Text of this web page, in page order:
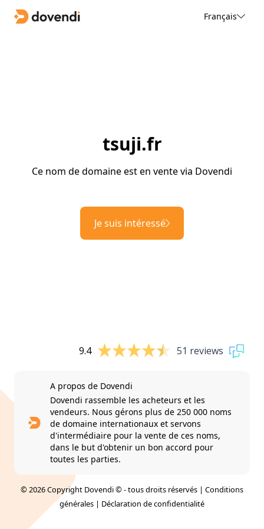
Français
tsuji.fr
Ce nom de domaine est en vente via Dovendi
Je suis intéressé
9.4 51 reviews
A propos de Dovendi
Dovendi rassemble les acheteurs et les
vendeurs. Nous gérons plus de 250 000 noms
de domaine internationaux et servons
d'intermédiaire pour la vente de ces noms,
dans le but d'obtenir un bon accord pour
toutes les parties.
© 2026 Copyright Dovendi © - tous droits réservés | Conditions
générales | Déclaration de confidentialité